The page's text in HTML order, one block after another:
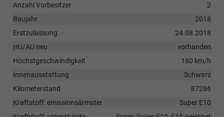
Anzahl Vorbesitzer
2
Baujahr
2018
Erstzulassung
24.08.2018
HU/AU neu
vorhanden
Höchstgeschwindigkeit
180 km/h
Innenausstattung
Schwarz
Kilometerstand
87286
Kraftstoff: emissionsärmster
Super E10